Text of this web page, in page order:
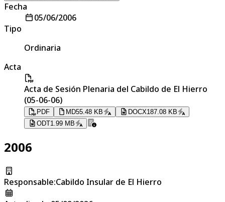
Fecha
05/06/2006
Tipo
Ordinaria
Acta
Acta de Sesión Plenaria del Cabildo de El Hierro
(05-06-06)
PDF MD55.48 KB DOCX187.08 KB
ODT1.99 MB
2006
Responsable:Cabildo Insular de El Hierro